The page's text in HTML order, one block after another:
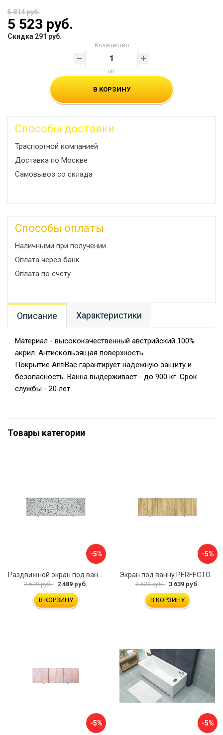
5 814 руб.
5 523 руб.
Скидка 291 руб.
Количество
шт
В КОРЗИНУ
Способы доставки
Траспортной компанией
Доставка по Москве
Самовывоз со склада
Способы оплаты
Наличными при получении
Оплата через банк
Оплата по счету
Описание Характеристики
Материал - высококачественный австрийский 100%
акрил. Антискользящая поверхность.
Покрытие AntiBac гарантирует надежную защиту и
безопасность. Ванна выдерживает - до 900 кг. Срок
службы - 20 лет.
Товары категории
-5%
2 620 руб. 2 489 руб.
В КОРЗИНУ
-5%
3 830 руб. 3 639 руб.
В КОРЗИНУ
-5% -5%